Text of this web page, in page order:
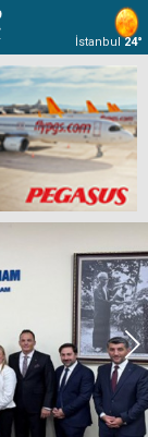
İstanbul24°